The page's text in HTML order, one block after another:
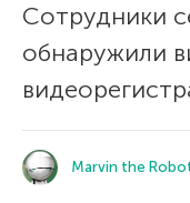
Сотрудники
обнаружили
Marvin the